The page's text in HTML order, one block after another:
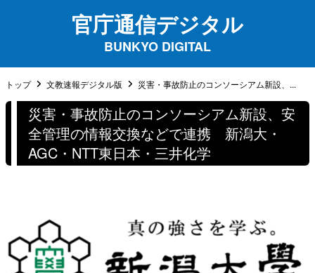
官庁通信デジタル
BUNKYO DIGITAL
トップ 文教速報デジタル版 災害・事故防止のコンソーシアム新設、...
災害・事故防止のコンソーシアム新設、安
全管理の情報交換などで連携 新潟大・
AGC・NTT東日本・三井化学